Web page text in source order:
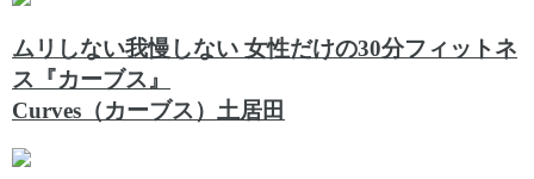
ムリしない我慢しない 女性だけの30分フィットネ
ス『カーブス』
Curves（カーブス）土居田